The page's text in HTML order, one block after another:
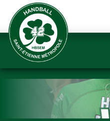
Panneau de gestion des cookies